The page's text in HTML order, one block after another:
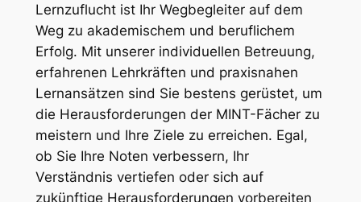
Lernzuflucht ist Ihr Wegbegleiter auf dem
Weg zu akademischem und beruflichem
Erfolg. Mit unserer individuellen Betreuung,
erfahrenen Lehrkräften und praxisnahen
Lernansätzen sind Sie bestens gerüstet, um
die Herausforderungen der MINT-Fächer zu
meistern und Ihre Ziele zu erreichen. Egal,
ob Sie Ihre Noten verbessern, Ihr
Verständnis vertiefen oder sich auf
zukünftige Herausforderungen vorbereiten